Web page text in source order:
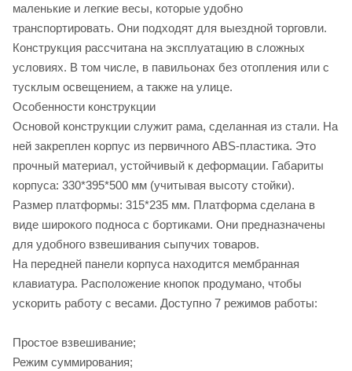
маленькие и легкие весы, которые удобно
транспортировать. Они подходят для выездной торговли.
Конструкция рассчитана на эксплуатацию в сложных
условиях. В том числе, в павильонах без отопления или с
тусклым освещением, а также на улице.
Особенности конструкции
Основой конструкции служит рама, сделанная из стали. На
ней закреплен корпус из первичного ABS-пластика. Это
прочный материал, устойчивый к деформации. Габариты
корпуса: 330*395*500 мм (учитывая высоту стойки).
Размер платформы: 315*235 мм. Платформа сделана в
виде широкого подноса с бортиками. Они предназначены
для удобного взвешивания сыпучих товаров.
На передней панели корпуса находится мембранная
клавиатура. Расположение кнопок продумано, чтобы
ускорить работу с весами. Доступно 7 режимов работы:
Простое взвешивание;
Режим суммирования;